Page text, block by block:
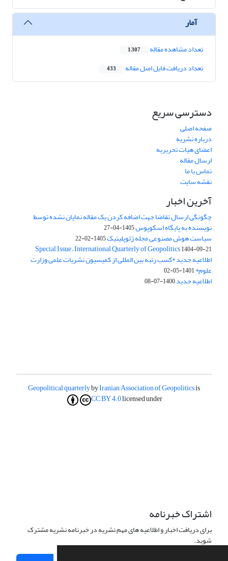
آمار
تعداد مشاهده مقاله 1,307
تعداد دریافت فایل اصل مقاله 433
دسترسی سریع
صفحه اصلی
درباره نشریه
اعضای هیات تحریریه
ارسال مقاله
تماس با ما
نقشه سایت
آخرین اخبار
چگونگی ارسال تقاضا جهت اضافه کردن یک مقاله نمایان نشده توسط
نویسنده به پایگاه اسکوپوس1405-04-27
سیاست هوش مصنوعی مجله ژئوپلیتیک1405-02-22
Special Issue – International Quarterly of Geopolitics1404-09-21
اطلاعیه جدید *کسب رتبه بین المللی از کمیسیون نشریات علمی وزارت
علوم*1401-05-02
اطلاعیه جدید1400-07-08
Geopolitical quarterlybyIranian Association of Geopoliticsis
licensed under
CC BY 4.0
اشتراک خبرنامه
برای دریافت اخبار و اطلاعیه های مهم نشریه در خبرنامه نشریه مشترک
شوید.